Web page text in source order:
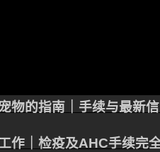
物的指南｜手续与最新
作｜检疫及AHC手续完